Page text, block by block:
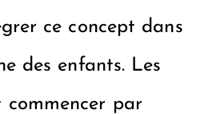
ce concept dans
des enfants. Les
commencer par